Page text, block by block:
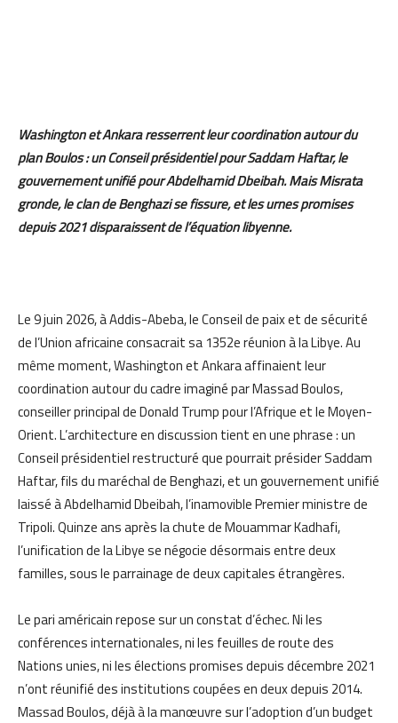
Washington et Ankara resserrent leur coordination autour du
plan Boulos : un Conseil présidentiel pour Saddam Haftar, le
gouvernement unifié pour Abdelhamid Dbeibah. Mais Misrata
gronde, le clan de Benghazi se fissure, et les urnes promises
depuis 2021 disparaissent de l’équation libyenne.
Le 9 juin 2026, à Addis-Abeba, le Conseil de paix et de sécurité
de l’Union africaine consacrait sa 1352e réunion à la Libye. Au
même moment, Washington et Ankara affinaient leur
coordination autour du cadre imaginé par Massad Boulos,
conseiller principal de Donald Trump pour l’Afrique et le Moyen-
Orient. L’architecture en discussion tient en une phrase : un
Conseil présidentiel restructuré que pourrait présider Saddam
Haftar, fils du maréchal de Benghazi, et un gouvernement unifié
laissé à Abdelhamid Dbeibah, l’inamovible Premier ministre de
Tripoli. Quinze ans après la chute de Mouammar Kadhafi,
l’unification de la Libye se négocie désormais entre deux
familles, sous le parrainage de deux capitales étrangères.
Le pari américain repose sur un constat d’échec. Ni les
conférences internationales, ni les feuilles de route des
Nations unies, ni les élections promises depuis décembre 2021
n’ont réunifié des institutions coupées en deux depuis 2014.
Massad Boulos, déjà à la manœuvre sur l’adoption d’un budget